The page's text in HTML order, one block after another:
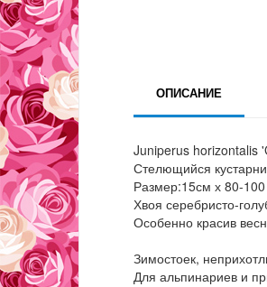
ОПИСАНИЕ
Juniperus horizontalis
Стелющийся
Размер:15см х 80-
Хвоя серебристо-
Особенно красив
Зимостоек,
Для альпинариев и